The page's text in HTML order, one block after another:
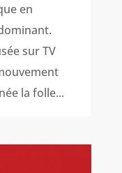
en
sur TV
la folle...